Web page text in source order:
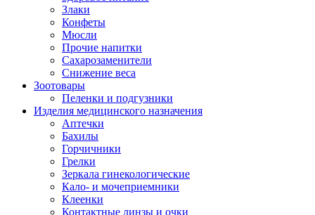
Злаки
Конфеты
Мюсли
Прочие напитки
Сахарозаменители
Снижение веса
Зоотовары
Пеленки и подгузники
Изделия медицинского назначения
Аптечки
Бахилы
Горчичники
Грелки
Зеркала гинекологические
Кало- и мочеприемники
Клеенки
Контактные линзы и очки